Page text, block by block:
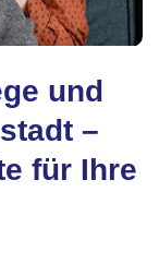
und
–
für Ihre